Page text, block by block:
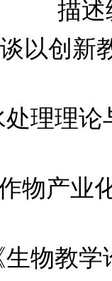
描述
以创新
处理理
作物产业
生物教